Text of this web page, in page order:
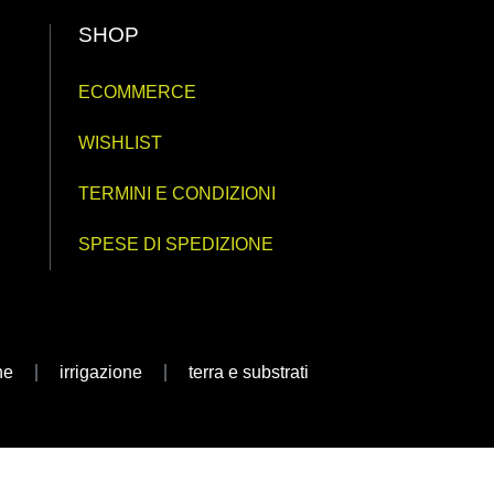
SHOP
ECOMMERCE
WISHLIST
TERMINI E CONDIZIONI
SPESE DI SPEDIZIONE
irrigazione terra e substrati